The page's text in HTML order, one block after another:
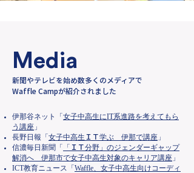
Media
​新聞やテレビを始め数多くのメディアで
Waffle Campが紹介されました
伊那谷ネット「 女子中高生にIT系進路を考えてもら
う講座 」
長野日報「 女子中高生ＩＴ学ぶ 伊那で講座 」
信濃毎日新聞「
「ＩＴ分野」のジェンダーギャップ
解消へ 伊那市で女子中高生対象のキャリア講座 」
ICT教育ニュース「 Waffle、女子中高生向けコーディ